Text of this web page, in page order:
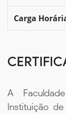
Carga
A
Instituição